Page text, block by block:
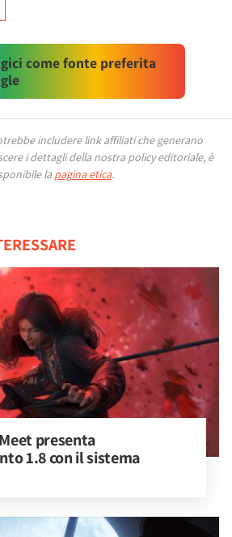
come fonte preferita
includere link affiliati che generano
i dettagli della nostra policy editoriale, è
la pagina etica.
presenta
1.8 con il sistema